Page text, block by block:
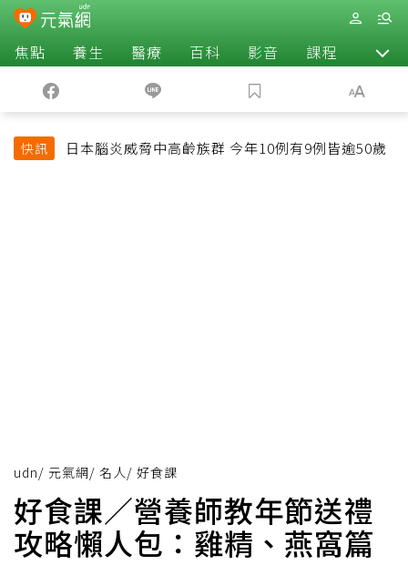
焦點 養生 醫療 百科 影音 課程 退休
快訊 日本腦炎威脅中高齡族群 今年10例有9例皆逾50歲
udn/ 元氣網/ 名人/ 好食課
好食課／營養師教年節送禮
攻略懶人包：雞精、燕窩篇